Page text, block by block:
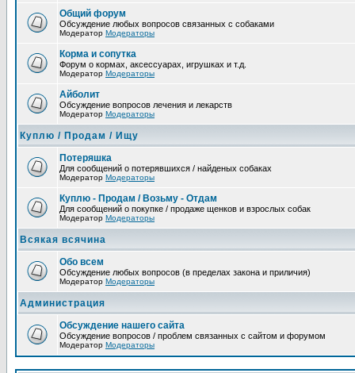
Общий форум
Обсуждение любых вопросов связанных с собаками
Модератор Модераторы
Корма и сопутка
Форум о кормах, аксессуарах, игрушках и т.д.
Модератор Модераторы
Айболит
Обсуждение вопросов лечения и лекарств
Модератор Модераторы
Куплю / Продам / Ищу
Потеряшка
Для сообщений о потерявшихся / найденых собаках
Модератор Модераторы
Куплю - Продам / Возьму - Отдам
Для сообщений о покупке / продаже щенков и взрослых собак
Модератор Модераторы
Всякая всячина
Обо всем
Обсуждение любых вопросов (в пределах закона и приличия)
Модератор Модераторы
Администрация
Обсуждение нашего сайта
Обсуждение вопросов / проблем связанных с сайтом и форумом
Модератор Модераторы